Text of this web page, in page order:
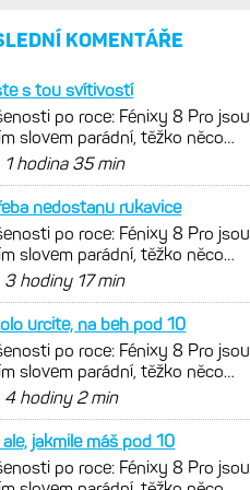
KOMENTÁŘE
s tou svítivostí
po roce: Fénixy 8 Pro jsou
slovem parádní, těžko něco
Ale ta nositelnost
1 hodina 35 min
nedostanu rukavice
po roce: Fénixy 8 Pro jsou
slovem parádní, těžko něco
Ale ta nositelnost
3 hodiny 17 min
urcite, na beh pod 10
po roce: Fénixy 8 Pro jsou
slovem parádní, těžko něco
Ale ta nositelnost
4 hodiny 2 min
jakmile máš pod 10
po roce: Fénixy 8 Pro jsou